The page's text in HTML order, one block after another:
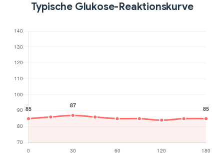
Typische Glukose-Reaktionskurve